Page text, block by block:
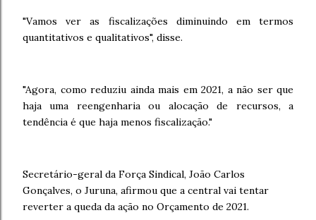
"Vamos ver as fiscalizações diminuindo em termos
quantitativos e qualitativos", disse.
"Agora, como reduziu ainda mais em 2021, a não ser que
haja uma reengenharia ou alocação de recursos, a
tendência é que haja menos fiscalização."
Secretário-geral da Força Sindical, João Carlos
Gonçalves, o Juruna, afirmou que a central vai tentar
reverter a queda da ação no Orçamento de 2021.